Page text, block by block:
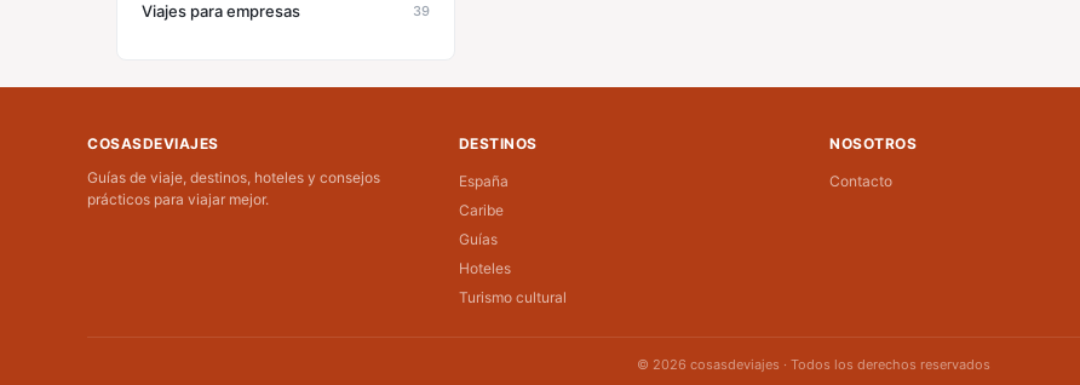
Viajes para empresas 39
COSASDEVIAJES
Guías de viaje, destinos, hoteles y consejos
prácticos para viajar mejor.
DESTINOS
España
Caribe
Guías
Hoteles
Turismo cultural
NOSOTROS
Contacto
© 2026 cosasdeviajes · Todos los derechos reservados